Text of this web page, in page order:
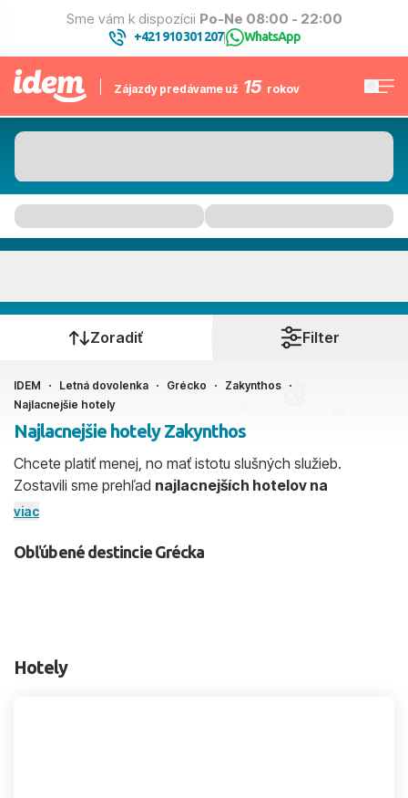
Sme vám k dispozícii Po-Ne 08:00 - 22:00
+421 910 301 207| WhatsApp
Zájazdy predávame už 15 rokov
Kedy cestujete?
Ako cestujete?
Skyť
Zoradiť Filter
IDEM Letná dovolenka Grécko
Zakynthos
Najlacnejšie hotely
Najlacnejšie hotely Zakynthos
Chcete platiť menej, no mať istotu slušných služieb.
Zostavili sme prehľad najlacnejších hotelov na
Zakynthose
ubytovania blízko pláže aj praktické all inclusive možnosti v
viac
Obľúbené destincie Grécka
Hotely